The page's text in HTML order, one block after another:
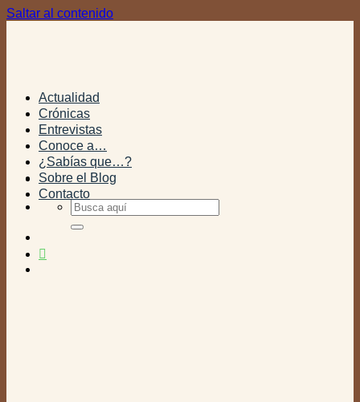
Saltar al contenido
Actualidad
Crónicas
Entrevistas
Conoce a…
¿Sabías que…?
Sobre el Blog
Contacto